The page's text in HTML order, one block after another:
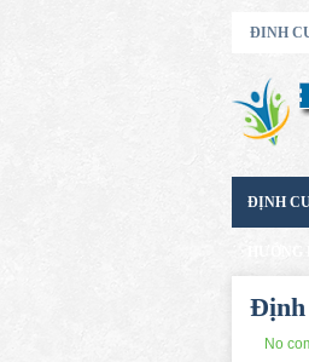
ĐINH
ĐỊNH
Định
No